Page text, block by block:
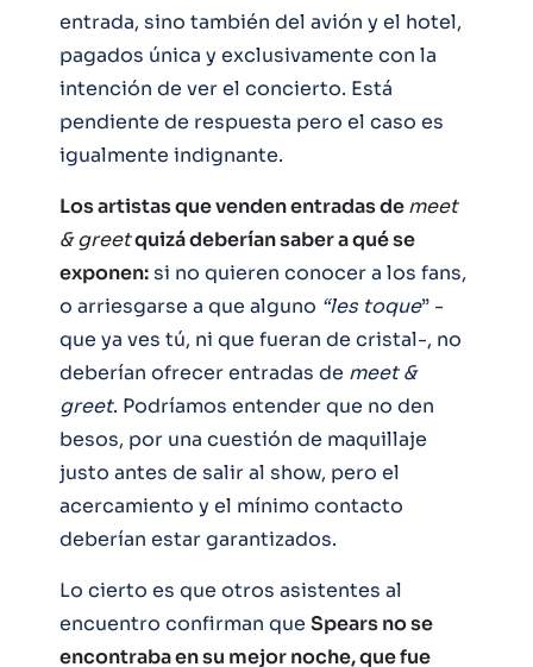
entrada, sino también del avión y el hotel,
pagados única y exclusivamente con la
intención de ver el concierto. Está
pendiente de respuesta pero el caso es
igualmente indignante.
Los artistas que venden entradas demeet
& greetquizá deberían saber a qué se
exponen:si no quieren conocer a los fans,
o arriesgarse a que alguno “les toque” -
que ya ves tú, ni que fueran de cristal-, no
deberían ofrecer entradas de meet &
greet. Podríamos entender que no den
besos, por una cuestión de maquillaje
justo antes de salir al show, pero el
acercamiento y el mínimo contacto
deberían estar garantizados.
Lo cierto es que otros asistentes al
encuentro confirman que Spears no se
encontraba en su mejor noche, que fue